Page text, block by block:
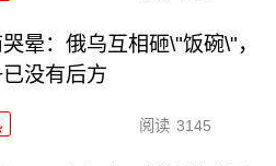
晕：俄乌互相砸\"饭碗\"，
没有后方
阅读 3145